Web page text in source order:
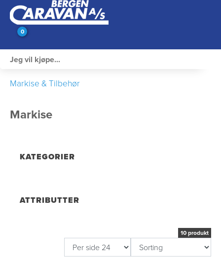
0
Markise & Tilbehør
Markise
KATEGORIER
ATTRIBUTTER
10 produkt